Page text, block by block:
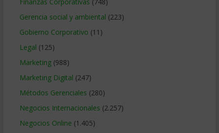
Gerencia social y ambiental (223)
Gobierno Corporativo (11)
Legal (125)
Marketing(988)
Marketing Digital (247)
Métodos Gerenciales (280)
Negocios Internacionales (2.257)
Negocios Online (1.405)